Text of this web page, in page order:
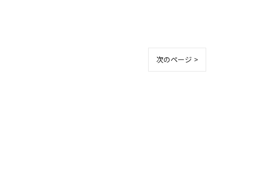
次のページ >